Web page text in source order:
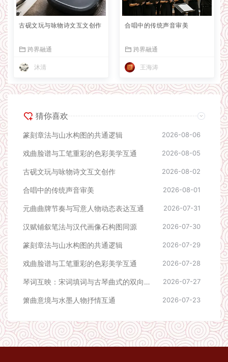
古砚文玩与咏物诗文互文创作
跨界融通
沐清
合唱中的传统声音审美
跨界融通
王海涛
猜你喜欢
篆刻章法与山水构图的共通逻辑 2026-08-06
戏曲脸谱与工笔重彩的色彩美学互通 2026-08-05
古砚文玩与咏物诗文互文创作 2026-08-02
合唱中的传统声音审美 2026-08-01
元曲曲牌节奏与写意人物动态表达互通 2026-07-31
汉赋铺叙笔法与汉代画像石构图同源 2026-07-30
篆刻章法与山水构图的共通逻辑 2026-07-29
戏曲脸谱与工笔重彩的色彩美学互通 2026-07-28
琴词互映：宋词填词与古琴曲式的双向适配 2026-07-27
箫曲意境与水墨人物抒情互通 2026-07-23